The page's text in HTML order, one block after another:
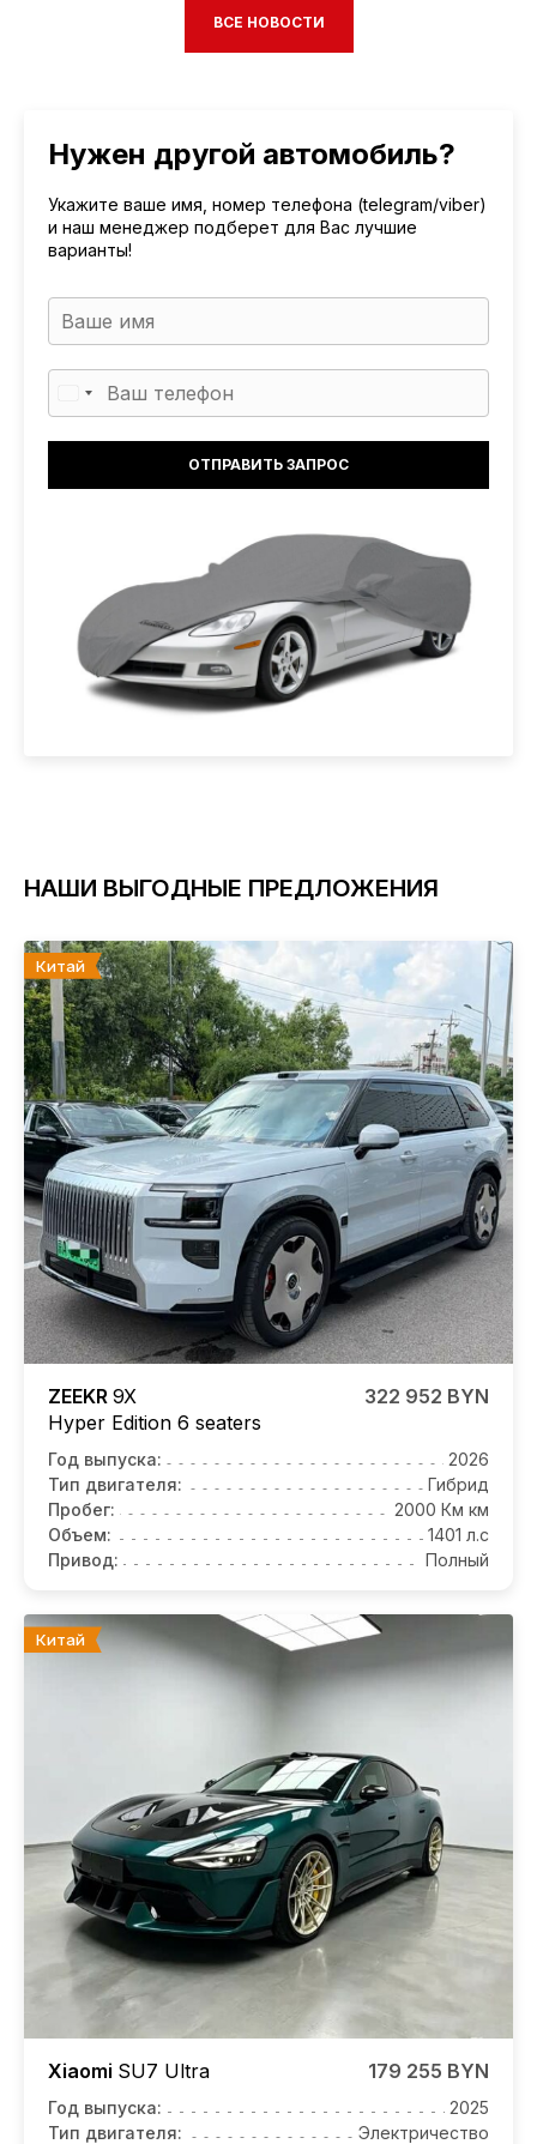
ВСЕ НОВОСТИ
Нужен другой автомобиль?
Укажите ваше имя, номер телефона (telegram/viber)
и наш менеджер подберет для Вас лучшие
варианты!
НАШИ ВЫГОДНЫЕ ПРЕДЛОЖЕНИЯ
Китай
ZEEKR 9X
Hyper Edition 6 seaters
322 952 BYN
Год выпуска:
2026
Тип двигателя:
Гибрид
Пробег:
2000 Км км
Объем:
1401 л.с
Привод:
Полный
Китай
Xiaomi SU7 Ultra 179 255 BYN
Год выпуска:
2025
Тип двигателя:
Электричество